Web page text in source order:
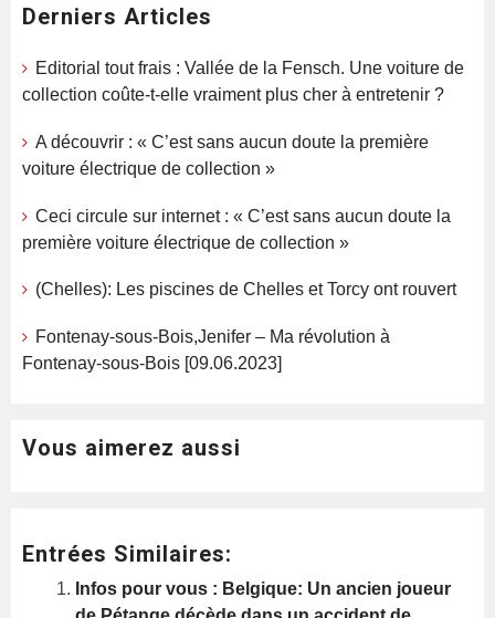
Derniers Articles
Editorial tout frais : Vallée de la Fensch. Une voiture de
collection coûte-t-elle vraiment plus cher à entretenir ?
A découvrir : « C’est sans aucun doute la première
voiture électrique de collection »
Ceci circule sur internet : « C’est sans aucun doute la
première voiture électrique de collection »
(Chelles): Les piscines de Chelles et Torcy ont rouvert
Fontenay-sous-Bois,Jenifer – Ma révolution à
Fontenay-sous-Bois [09.06.2023]
Vous aimerez aussi
Entrées Similaires:
Infos pour vous : Belgique: Un ancien joueur